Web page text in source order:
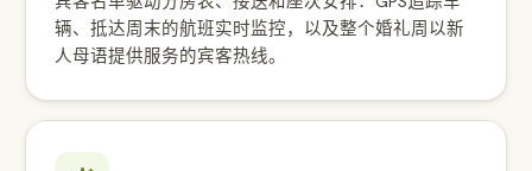
辆、抵达周末的航班实时监控，以及整个婚礼周以新
人母语提供服务的宾客热线。